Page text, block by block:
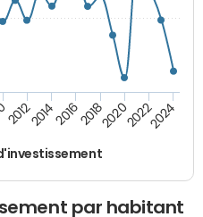
2012201420162018202020222024
par habitant